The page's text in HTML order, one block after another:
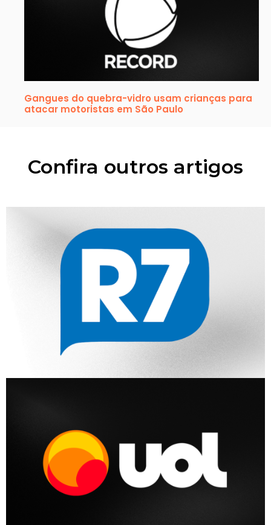
Gangues do quebra-vidro usam crianças para
atacar motoristas em São Paulo
Confira outros artigos